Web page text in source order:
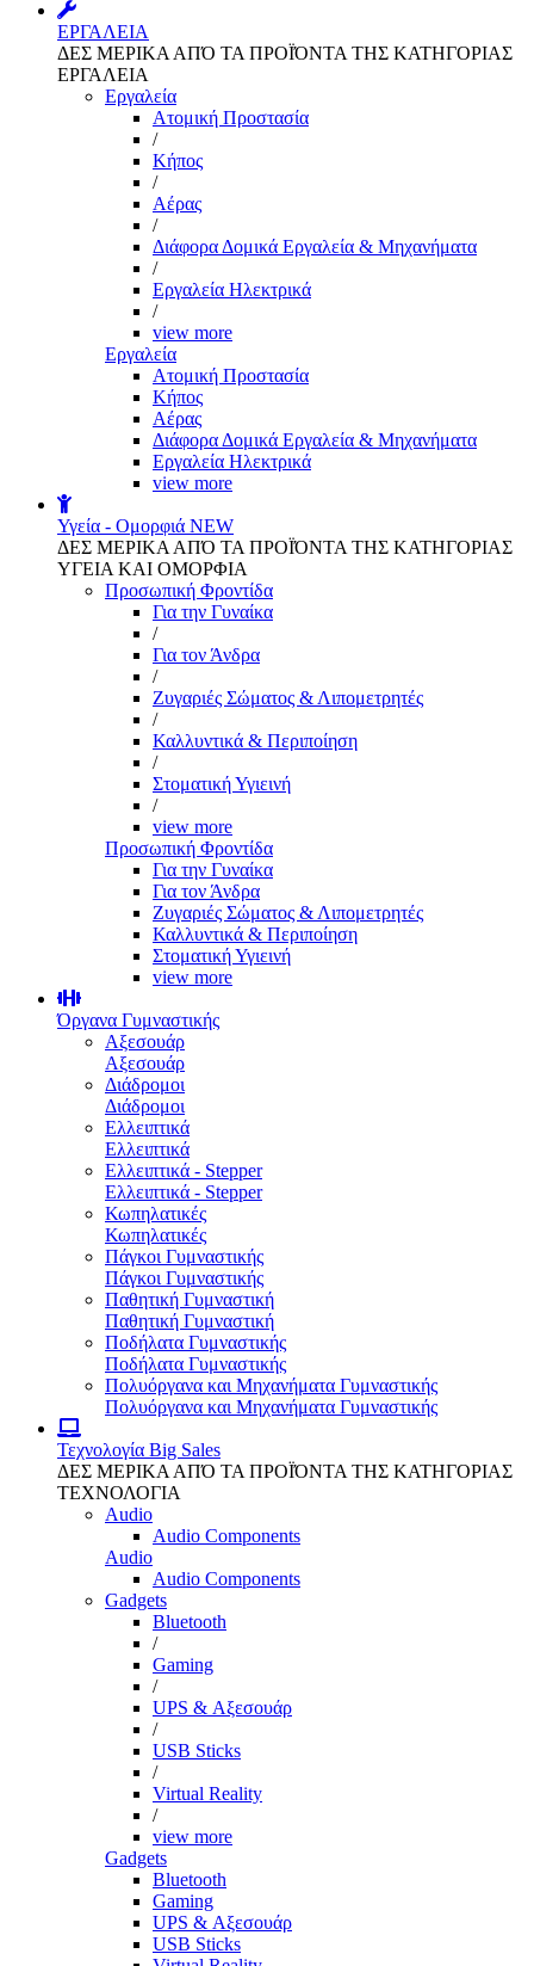
ΕΡΓΑΛΕΙΑ
ΔΕΣ ΜΕΡΙΚΑ ΑΠΌ ΤΑ ΠΡΟΪΌΝΤΑ ΤΗΣ ΚΑΤΗΓΟΡΙΑΣ
ΕΡΓΑΛΕΙΑ
Εργαλεία
Aτομική Προστασία
/
Kήπος
/
Αέρας
/
Διάφορα Δομικά Εργαλεία & Μηχανήματα
/
Εργαλεία Ηλεκτρικά
/
view more
Εργαλεία
Aτομική Προστασία
Kήπος
Αέρας
Διάφορα Δομικά Εργαλεία & Μηχανήματα
Εργαλεία Ηλεκτρικά
view more
Υγεία - Ομορφιά NEW
ΔΕΣ ΜΕΡΙΚΑ ΑΠΌ ΤΑ ΠΡΟΪΌΝΤΑ ΤΗΣ ΚΑΤΗΓΟΡΙΑΣ
ΥΓΕΙΑ ΚΑΙ ΟΜΟΡΦΙΑ
Προσωπική Φροντίδα
Για την Γυναίκα
/
Για τον Άνδρα
/
Ζυγαριές Σώματος & Λιπομετρητές
/
Καλλυντικά & Περιποίηση
/
Στοματική Υγιεινή
/
view more
Προσωπική Φροντίδα
Για την Γυναίκα
Για τον Άνδρα
Ζυγαριές Σώματος & Λιπομετρητές
Καλλυντικά & Περιποίηση
Στοματική Υγιεινή
view more
Όργανα Γυμναστικής
Αξεσουάρ
Αξεσουάρ
Διάδρομοι
Διάδρομοι
Ελλειπτικά
Ελλειπτικά
Ελλειπτικά - Stepper
Ελλειπτικά - Stepper
Κωπηλατικές
Κωπηλατικές
Πάγκοι Γυμναστικής
Πάγκοι Γυμναστικής
Παθητική Γυμναστική
Παθητική Γυμναστική
Ποδήλατα Γυμναστικής
Ποδήλατα Γυμναστικής
Πολυόργανα και Μηχανήματα Γυμναστικής
Πολυόργανα και Μηχανήματα Γυμναστικής
Τεχνολογία Big Sales
ΔΕΣ ΜΕΡΙΚΑ ΑΠΌ ΤΑ ΠΡΟΪΌΝΤΑ ΤΗΣ ΚΑΤΗΓΟΡΙΑΣ
ΤΕΧΝΟΛΟΓΙΑ
Audio
Audio Components
Audio
Audio Components
Gadgets
Bluetooth
/
Gaming
/
UPS & Αξεσουάρ
/
USB Sticks
/
Virtual Reality
/
view more
Gadgets
Bluetooth
Gaming
UPS & Αξεσουάρ
USB Sticks